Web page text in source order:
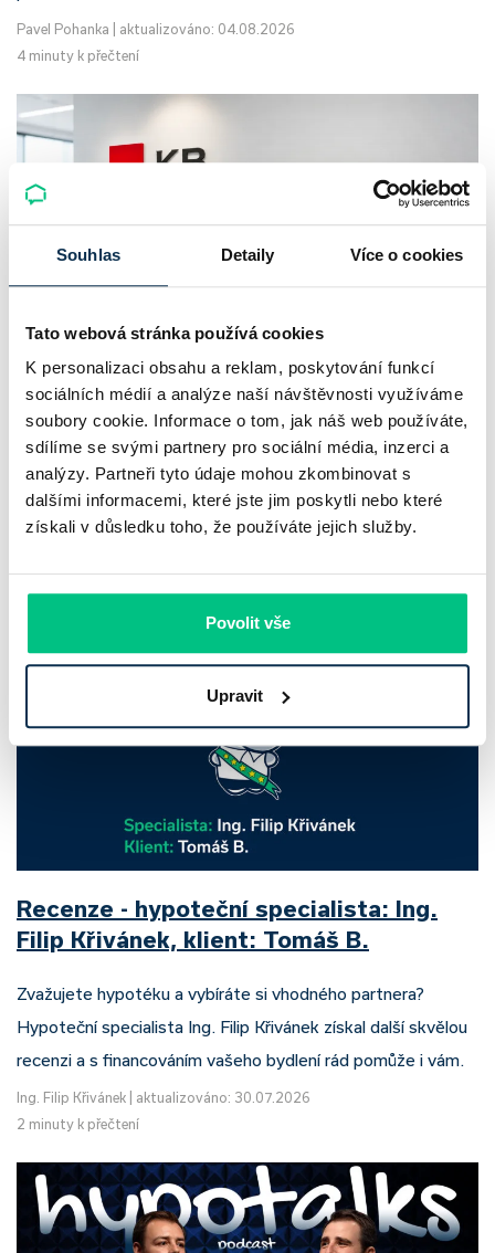
Souhlas Detaily Více o cookies
Tato webová stránka používá cookies
K personalizaci obsahu a reklam, poskytování funkcí
sociálních médií a analýze naší návštěvnosti využíváme
soubory cookie. Informace o tom, jak náš web používáte,
sdílíme se svými partnery pro sociální média, inzerci a
analýzy. Partneři tyto údaje mohou zkombinovat s
dalšími informacemi, které jste jim poskytli nebo které
získali v důsledku toho, že používáte jejich služby.
Povolit vše
Upravit
Pavel Pohanka
aktualizováno: 04.08.2026
4 minuty k přečtení
Komerční banka: pokles zisku
neznamená slabší banku
Komerční banka nabízí docela plastický obrázek dnešního
bankovního trhu. Na jedné straně jí podle zadaného rámce
klesl zisk na 8,5 miliardy korun, na druhé ale dál výrazně
Pavel Pohanka|aktualizováno: 31.07.2026
Recenze - hypoteční specialista: Ing.
Filip Křivánek, klient: Tomáš B.
Zvažujete hypotéku a vybíráte si vhodného partnera?
Hypoteční specialista Ing. Filip Křivánek získal další skvělou
recenzi a s financováním vašeho bydlení rád pomůže i vám.
Ing. Filip Křivánek
aktualizováno: 30.07.2026
2 minuty k přečtení